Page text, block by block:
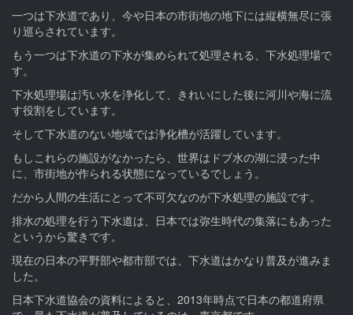
一つは下水道であり、今や日本の市街地の地下には縦横無尽に張
り巡らされています。
もう一つは下水道の下水が集められて処理される、下水処理場で
す。
下水処理場は汚い水を浄化して、きれいにした後に河川や海に流
す役割をしています。
そして下水道のない地域では浄化槽が活躍しています。
もしこれらの施設がなかったら、世界はドブ水の湖に浸った中
に、市街地が作られる状態になっているでしょう。
だから人間の生活にとって不可欠なのが下水処理の施設です。
排水の処理を行う下水道は、日本では弥生時代の集落にもあった
というから驚きです。
現在の日本の平野部や都市部では、下水道はかなり普及が進みま
した。
日本下水道協会の資料によると、2013年時点で日本の都道府県